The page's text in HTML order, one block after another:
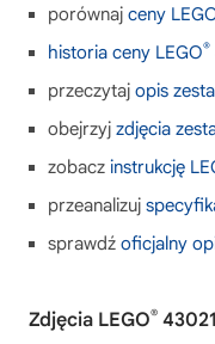
porównaj ceny
historia ceny LEGO®
przeczytaj opis
obejrzyj zdjęcia
zobacz instrukcję
przeanalizuj
sprawdź oficjalny
Zdjęcia LEGO® 43021